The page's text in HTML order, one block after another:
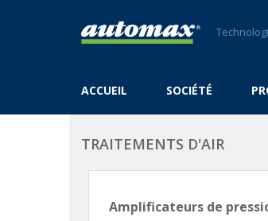
ACCUEIL SOCIÉTÉ
TRAITEMENTS D'AIR
Amplificateurs de